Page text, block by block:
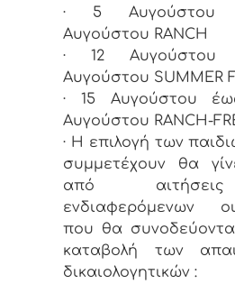
· 5 Αυγούστου
Αυγούστου RANCH
· 12
Αυγούστου SUMMER
· 15 Αυγούστου
Αυγούστου RANCH-
· Η επιλογή των
συμμετέχουν θα
από
ενδιαφερόμενων
που θα
καταβολή των
δικαιολογητικών :